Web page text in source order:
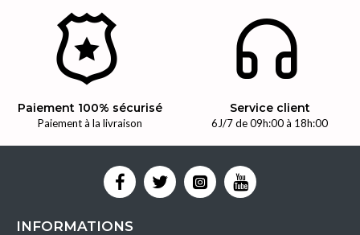
Paiement 100% sécurisé
Paiement à la livraison
Service client
6J/7 de 09h:00 à 18h:00
INFORMATIONS